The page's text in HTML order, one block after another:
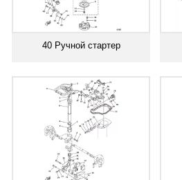
40 Ручной стартер